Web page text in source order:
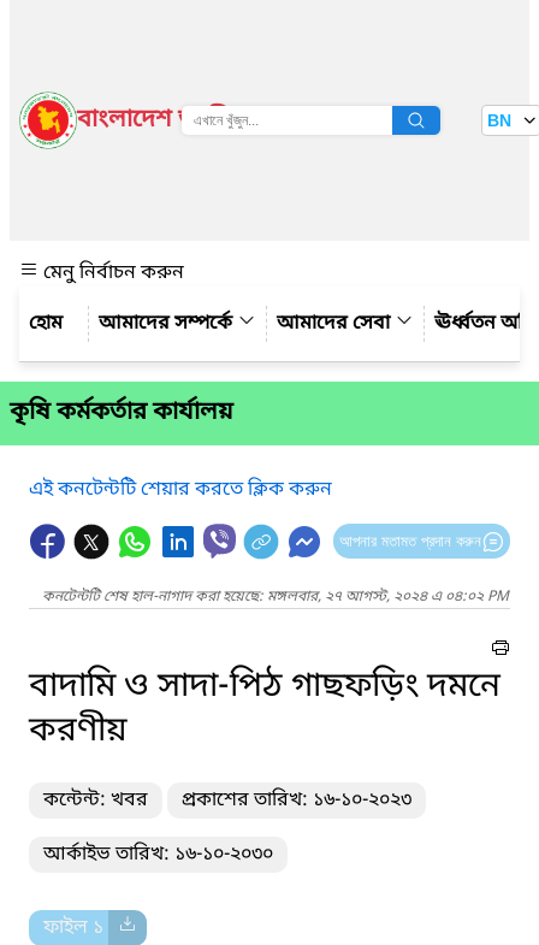
বাংলাদেশ জাতীয় তথ্য বাতায়ন BN
মেনু নির্বাচন করুন
আমাদের সম্পর্কে
আমাদের সেবা ঊর্ধ্বতন
কৃষি কর্মকর্তার কার্যালয়
এই কনটেন্টটি শেয়ার করতে ক্লিক করুন
আপনার মতামত প্রদান করুন
কনটেন্টটি শেষ হাল-নাগাদ করা হয়েছে: মঙ্গলবার, ২৭ আগস্ট, ২০২৪ এ ০৪:০২ PM
বাদামি ও সাদা-পিঠ গাছফড়িং দমনে
করণীয়
কন্টেন্ট: খবর প্রকাশের তারিখ: ১৬-১০-২০২৩
আর্কাইভ তারিখ: ১৬-১০-২০৩০
ফাইল ১